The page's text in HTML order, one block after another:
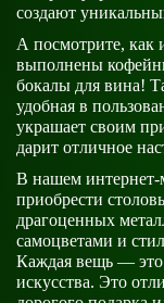
создают
А посмотрите, как
выполнены
бокалы для вина!
удобная в
украшает своим
дарит отличное
В нашем
приобрести
драгоценных
самоцветами и
Каждая вещь — это
искусства. Это